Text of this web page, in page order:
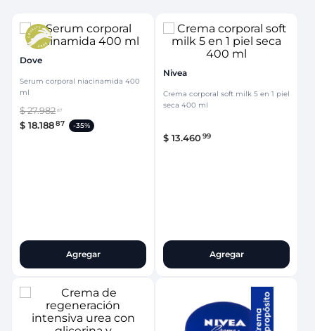
Dove
Serum corporal niacinamida 400
ml
$27.982 87
$ 18.18887 -35%
Agregar
Nivea
Crema corporal soft milk 5 en 1 piel
seca 400 ml
$ 13.46099
Agregar